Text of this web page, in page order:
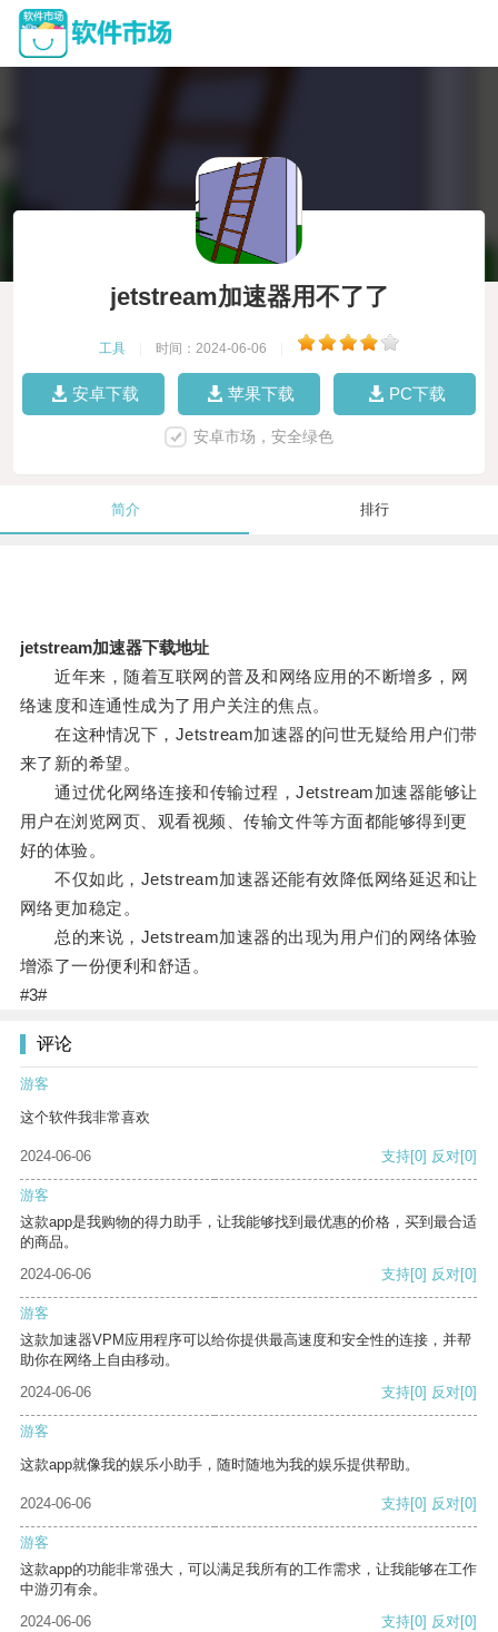
jetstream加速器用不了了
工具 时间：2024-06-06
安卓下载 苹果下载 PC下载
安卓市场，安全绿色
简介 排行
jetstream加速器下载地址
近年来，随着互联网的普及和网络应用的不断增多，网
络速度和连通性成为了用户关注的焦点。
在这种情况下，Jetstream加速器的问世无疑给用户们带
来了新的希望。
通过优化网络连接和传输过程，Jetstream加速器能够让
用户在浏览网页、观看视频、传输文件等方面都能够得到更
好的体验。
不仅如此，Jetstream加速器还能有效降低网络延迟和让
网络更加稳定。
总的来说，Jetstream加速器的出现为用户们的网络体验
增添了一份便利和舒适。
#3#
评论
游客
这个软件我非常喜欢
2024-06-06 支持[0] 反对[0]
游客
这款app是我购物的得力助手，让我能够找到最优惠的价格，买到最合适
的商品。
2024-06-06
支持[0] 反对[0]
游客
这款加速器VPM应用程序可以给你提供最高速度和安全性的连接，并帮
助你在网络上自由移动。
2024-06-06
支持[0] 反对[0]
游客
这款app就像我的娱乐小助手，随时随地为我的娱乐提供帮助。
2024-06-06 支持[0] 反对[0]
游客
这款app的功能非常强大，可以满足我所有的工作需求，让我能够在工作
中游刃有余。
2024-06-06
支持[0] 反对[0]